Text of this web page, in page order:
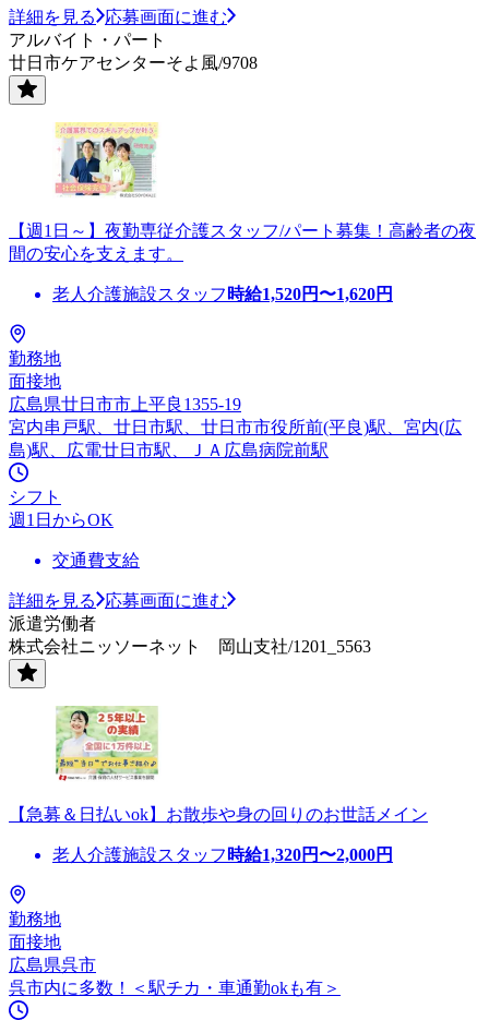
詳細を見る
応募画面に進む
アルバイト・パート
廿日市ケアセンターそよ風/9708
【週1日～】夜勤専従介護スタッフ/パート募集！高齢者の夜
間の安心を支えます。
老人介護施設スタッフ 時給1,520円〜1,620円
勤務地
面接地
広島県廿日市市上平良1355-19
宮内串戸駅、廿日市駅、廿日市市役所前(平良)駅、宮内(広
島)駅、広電廿日市駅、ＪＡ広島病院前駅
シフト
週1日からOK
交通費支給
詳細を見る
応募画面に進む
派遣労働者
株式会社ニッソーネット 岡山支社/1201_5563
【急募＆日払いok】お散歩や身の回りのお世話メイン
老人介護施設スタッフ 時給1,320円〜2,000円
勤務地
面接地
広島県呉市
呉市内に多数！＜駅チカ・車通勤okも有＞